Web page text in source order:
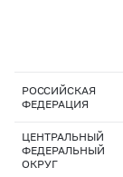
РОССИЙСКАЯ
ФЕДЕРАЦИЯ
ЦЕНТРАЛЬНЫЙ
ФЕДЕРАЛЬНЫЙ
ОКРУГ